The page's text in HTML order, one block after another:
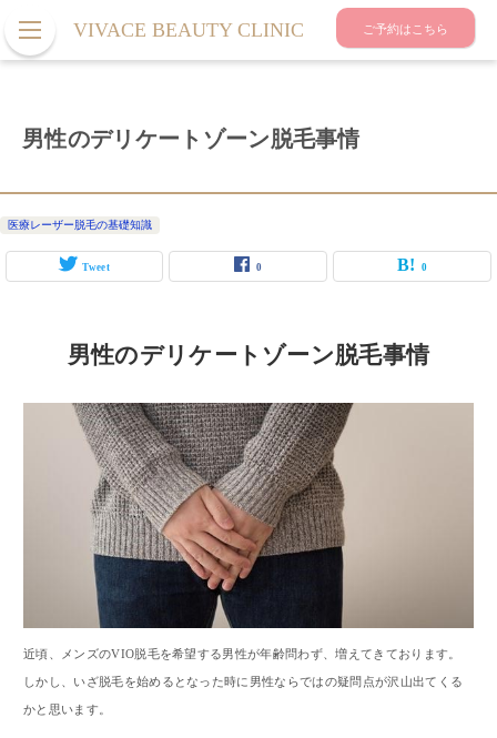
VIVACE BEAUTY CLINIC ご予約はこちら
男性のデリケートゾーン脱毛事情
医療レーザー脱毛の基礎知識
Tweet 0 0
男性のデリケートゾーン脱毛事情
近頃、メンズのVIO脱毛を希望する男性が年齢問わず、増えてきております。
しかし、いざ脱毛を始めるとなった時に男性ならではの疑問点が沢山出てくる
かと思います。